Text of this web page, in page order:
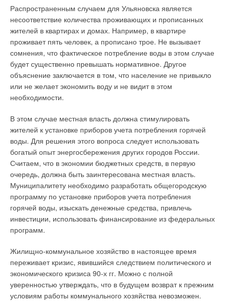
Распространенным случаем для Ульяновска является
несоответствие количества проживающих и прописанных
жителей в квартирах и домах. Например, в квартире
проживает пять человек, а прописано трое. Не вызывает
сомнения, что фактическое потребление воды в этом случае
будет существенно превышать нормативное. Другое
объяснение заключается в том, что население не привыкло
или не желает экономить воду и не видит в этом
необходимости.
В этом случае местная власть должна стимулировать
жителей к установке приборов учета потребления горячей
воды. Для решения этого вопроса следует использовать
богатый опыт энергосбережения других городов России.
Считаем, что в экономии бюджетных средств, в первую
очередь, должна быть заинтересована местная власть.
Муниципалитету необходимо разработать общегородскую
программу по установке приборов учета потребления
горячей воды, изыскать денежные средства, привлечь
инвестиции, использовать финансирование из федеральных
программ.
Жилищно-коммунальное хозяйство в настоящее время
переживает кризис, явившийся следствием политического и
экономического кризиса 90-х гг. Можно с полной
уверенностью утверждать, что в будущем возврат к прежним
условиям работы коммунального хозяйства невозможен.
или установку теплогенераторов со встроенными
бойлерами.
В российских условиях из-за низких наружных температур
ограничено применение отвода продуктов сгорания и подачи
воздуха на горение с помощью вертикальных коаксиальных
труб. Российские нормативные документы требуют
предусматривать работу дымоходов только в сухом режиме.
События прошлой зимы показали нестабильную работу
теплогенераторов в регионах с низкими температурами
(ниже –30°С).
Значительная тяга, создаваемая в дымоходах из-за большой
разницы плотностей между наружным воздухом и дымовыми
газами, приводит к срабатыванию тягопрерывателя
теплогенератора, что ведет к его отключению. Поэтому при
установке теплогенераторов необходима тщательная
настройка и регулировка автоматики с учетом климатических
условий региона. Следовательно, нужны обученные,
опытные специалисты для выполнения монтажа, наладки и
сервисного обслуживания поквартирных систем
теплоснабжения.
Монтаж поквартирных систем должен выполняться строго в
соответствии с проектом. Большое влияние на работу
теплогенераторов оказывает качество исходной воды и
состав газа. Невыполнение вышеизложенных условий
сомнения, будет принадлежать настенным котлам.
Поступление воздуха в камеру сгорания и удаление
продуктов сгорания в котлах с закрытой камерой сгорания
осуществляется либо по раздельной, либо по совмещенной
(коаксиальной) схеме. Раздельная схема предусматривает
наличие отдельных каналов: для подачи наружного воздуха в
камеру сгорания и для удаления продуктов сгорания в
дымоход. Для таких котлов воздух разрешается подводить по
котлу по воздуховоду, проложенному через фасадную стену.
Удаление дымовых газов разрешается только в
коллективный дымоход. Совмещенная схема для подачи
воздуха и дымоудаления предполагает единый
коаксиальный газовоздушный тракт. Для реализации
совмещенной схемы в ПТ разрешается использовать как
коллективный коаксиальный газовоздушный тракт, так и
забор воздуха индивидуально, через фасадную стену, но с
обязательным удалением дымовых газов в коллективный
дымоход.
Таким образом, в поквартирном теплоснабжении отвод
дымовых газов всегда должен производиться только в
коллективный дымоход. Устройство коаксиальных дымоходов
и воздуховодов от каждого котла индивидуально через
фасадную стену многоэтажного жилого дома не допускается.